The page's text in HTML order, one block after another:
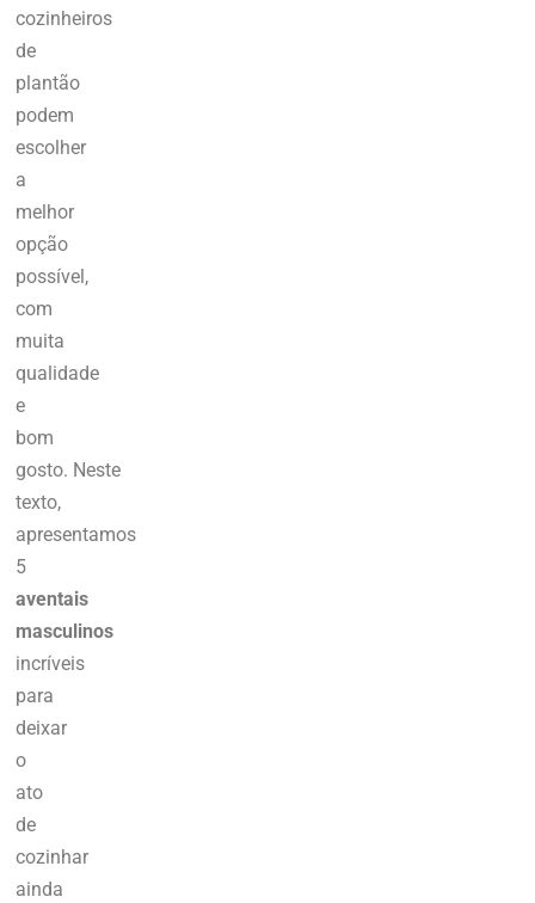
cozinheiros
de
plantão
podem
escolher
a
melhor
opção
possível,
com
muita
qualidade
e
bom
gosto. Neste
texto,
apresentamos
5
aventais
masculinos
incríveis
para
deixar
o
ato
de
cozinhar
ainda